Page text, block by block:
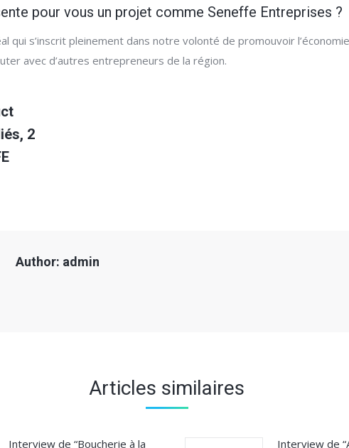
pour vous un projet comme Seneffe Entreprises ?
qui s’inscrit pleinement dans notre volonté de promouvoir
avec d’autres entrepreneurs de la région.
2
Author: admin
Articles similaires
Interview de “Boucherie à la
Interview de